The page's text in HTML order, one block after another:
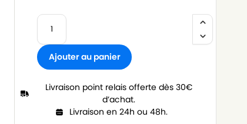
Ajouter au panier
Livraison point relais offerte dès 30€
d’achat.
Livraison en 24h ou 48h.